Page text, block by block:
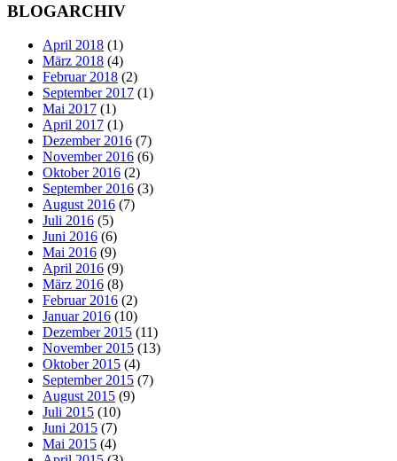
BLOGARCHIV
April 2018 (1)
März 2018 (4)
Februar 2018 (2)
September 2017 (1)
Mai 2017 (1)
April 2017 (1)
Dezember 2016 (7)
November 2016 (6)
Oktober 2016 (2)
September 2016 (3)
August 2016 (7)
Juli 2016 (5)
Juni 2016 (6)
Mai 2016 (9)
April 2016 (9)
März 2016 (8)
Februar 2016 (2)
Januar 2016 (10)
Dezember 2015 (11)
November 2015 (13)
Oktober 2015 (4)
September 2015 (7)
August 2015 (9)
Juli 2015 (10)
Juni 2015 (7)
Mai 2015 (4)